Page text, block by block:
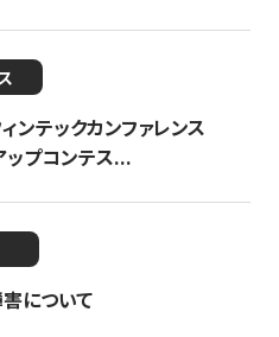
ンテックカンファレンス
ップコンテス...
について